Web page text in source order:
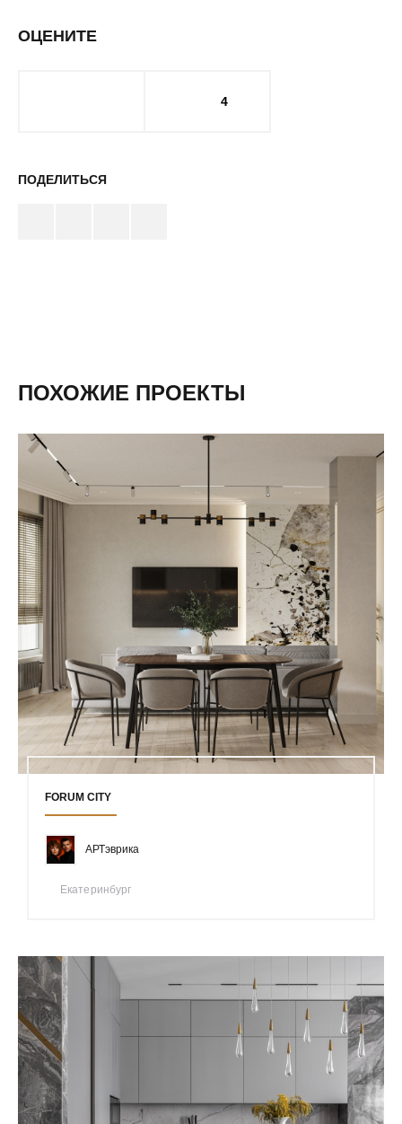
ОЦЕНИТЕ
4
ПОДЕЛИТЬСЯ
ПОХОЖИЕ ПРОЕКТЫ
FORUM CITY
АРТэврика
Екатеринбург